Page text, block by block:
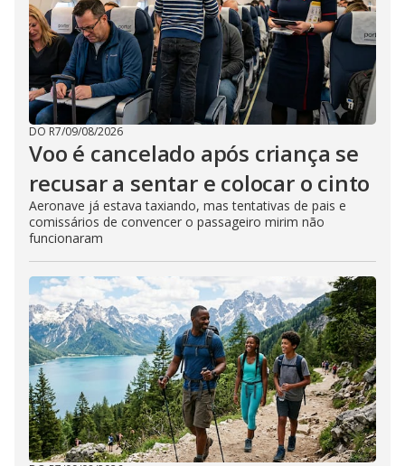
DO R7/09/08/2026
Voo é cancelado após criança se
recusar a sentar e colocar o cinto
Aeronave já estava taxiando, mas tentativas de pais e
comissários de convencer o passageiro mirim não
funcionaram